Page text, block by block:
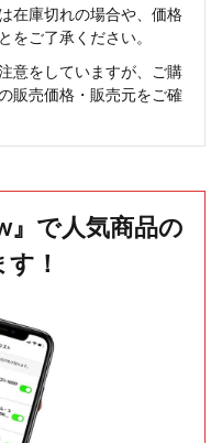
在庫切れの場合や、価格
をご了承ください。
意をしていますが、ご購
販売価格・販売元をご確
』で人気商品の
！